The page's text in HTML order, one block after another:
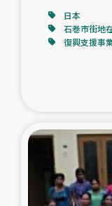
ガ
ガザ地
日本
石巻市街地
復興支援事